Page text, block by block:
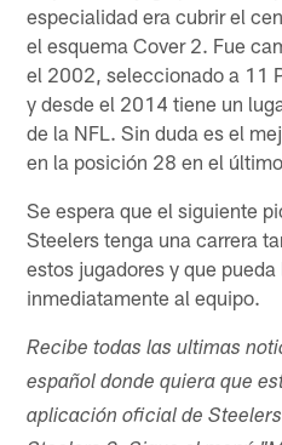
especialidad era cubrir el
el esquema Cover 2. Fue
el 2002, seleccionado a 11
y desde el 2014 tiene un
de la NFL. Sin duda es el
en la posición 28 en el
Se espera que el siguiente
Steelers tenga una carrera
estos jugadores y que
inmediatamente al equipo.
Recibe todas las ultimas
español donde quiera que
aplicación oficial de